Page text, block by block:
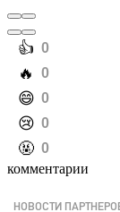
️👍 0
️🔥 0
️😄 0
️😢 0
️🤬 0
комментарии